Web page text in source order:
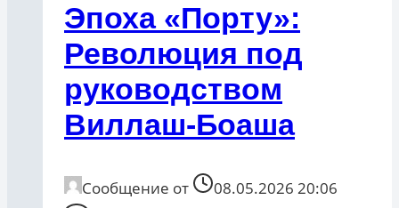
Эпоха «Порту»:
Революция под
руководством
Виллаш-Боаша
Сообщение от
08.05.2026 20:06